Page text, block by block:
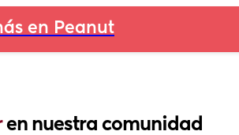
en Peanut
en nuestra comunidad